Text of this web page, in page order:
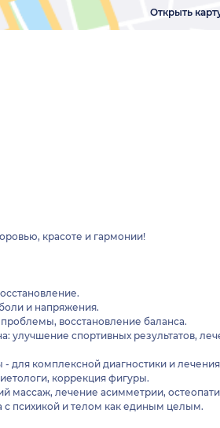
Открыть
красоте и гармонии!
и напряжения.
восстановление баланса.
улучшение спортивных результатов,
для комплексной диагностики и
коррекция фигуры.
массаж, лечение асимметрии,
с психикой и телом как единым целым.